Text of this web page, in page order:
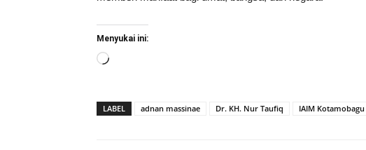
Menyukai ini:
Memuat...
LABEL adnan massinae Dr. KH. Nur Taufiq IAIM Kotamobagu